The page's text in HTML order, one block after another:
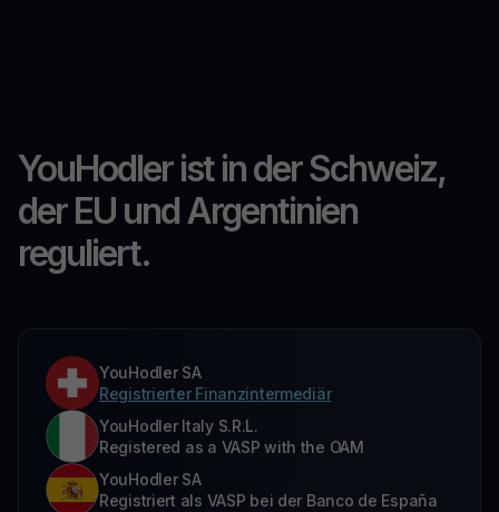
YouHodler ist in der Schweiz,
der EU und Argentinien
reguliert.
YouHodler SA
Registrierter Finanzintermediär
YouHodler Italy S.R.L.
Registered as a VASP with the OAM
YouHodler SA
Registriert als VASP bei der Banco de España